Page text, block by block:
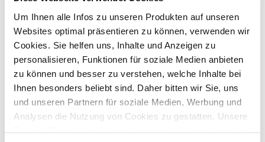
Um Ihnen alle Infos zu unseren Produkten auf unseren
Websites optimal präsentieren zu können, verwenden wir
Cookies. Sie helfen uns, Inhalte und Anzeigen zu
personalisieren, Funktionen für soziale Medien anbieten
zu können und besser zu verstehen, welche Inhalte bei
Ihnen besonders beliebt sind. Daher bitten wir Sie, uns
und unseren Partnern für soziale Medien, Werbung und
Analysen die Nutzung von Cookies zu gestatten. Unsere
zu beantworten – aber nicht für ungefragte Werbung.
Dafür geben wir Sie direkt an den gewählten
Alle Einzelheiten der Datenverarbeitung sind in
dieser Datenschutzerklärungbeschrieben.
Welches Thema interessiert Sie besonders?
Fenster
Haustüren